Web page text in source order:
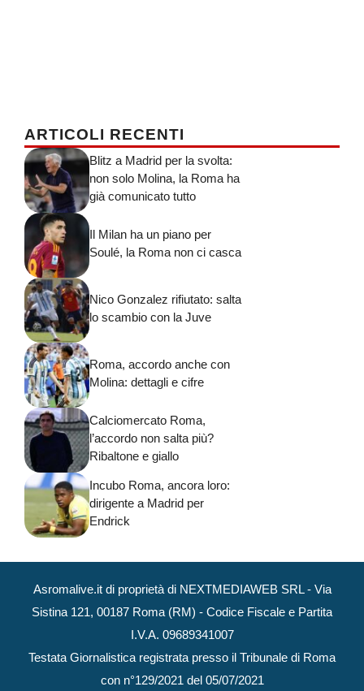
ARTICOLI RECENTI
Blitz a Madrid per la svolta:
non solo Molina, la Roma ha
già comunicato tutto
Il Milan ha un piano per
Soulé, la Roma non ci casca
Nico Gonzalez rifiutato: salta
lo scambio con la Juve
Roma, accordo anche con
Molina: dettagli e cifre
Calciomercato Roma,
l’accordo non salta più?
Ribaltone e giallo
Incubo Roma, ancora loro:
dirigente a Madrid per
Endrick
Asromalive.it di proprietà di NEXTMEDIAWEB SRL - Via
Sistina 121, 00187 Roma (RM) - Codice Fiscale e Partita
I.V.A. 09689341007
Testata Giornalistica registrata presso il Tribunale di Roma
con n°129/2021 del 05/07/2021